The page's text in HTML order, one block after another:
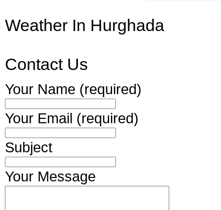
Weather In Hurghada
Contact Us
Your Name (required)
Your Email (required)
Subject
Your Message